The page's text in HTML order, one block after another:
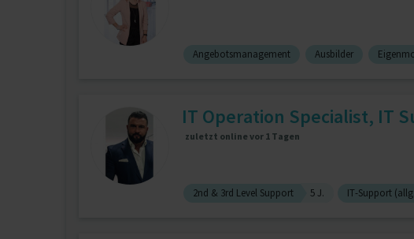
Angebotsmanagement Ausbilder
IT Operation Specialist, IT
zuletzt online vor 1 Tagen
2nd & 3rd Level Support 5 J. IT-Support